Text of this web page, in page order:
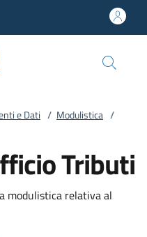
e Dati / Modulistica /
Tributi
modulistica relativa al